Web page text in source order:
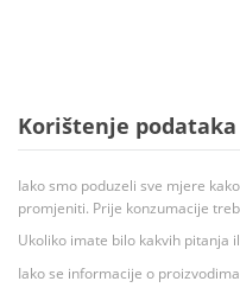
Korištenje
Iako smo poduzeli sve mjere
promjeniti. Prije konzumacije
Ukoliko imate bilo kakvih pitanja
Iako se informacije o